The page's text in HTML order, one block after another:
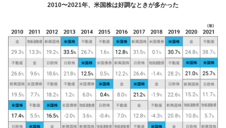
これより先のページは、ウェルスナビ株式会社が運営するサイトとなりま
法人のお客さま
たいこうオフィスe-バンキング
サービスのご案内
2010〜2021年、米国株は好調なときが多かった